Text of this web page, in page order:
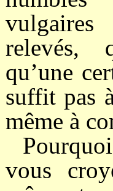
vulgaires
relevés,
qu’une
suffit pas
même à
vous